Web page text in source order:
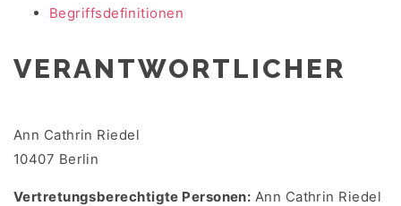
Begriffsdefinitionen
VERANTWORTLICHER
Ann Cathrin Riedel
10407 Berlin
Vertretungsberechtigte Personen: Ann Cathrin Riedel